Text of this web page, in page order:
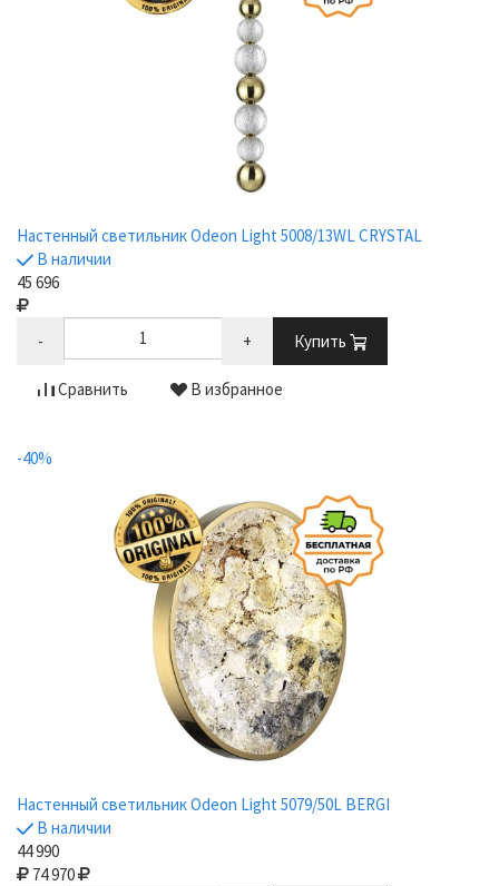
Настенный светильник Odeon Light 5008/13WL CRYSTAL
В наличии
45 696
- + Купить
Сравнить В избранное
-40%
Настенный светильник Odeon Light 5079/50L BERGI
В наличии
44 990
74 970